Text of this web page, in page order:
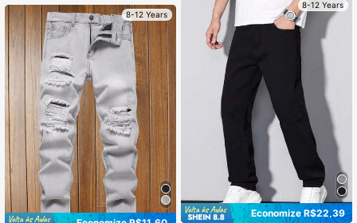
8-12 Years
8-12 Years
Economize R$22,39